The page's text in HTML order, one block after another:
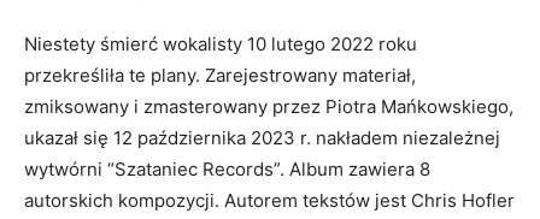
Niestety śmierć wokalisty 10 lutego 2022 roku
przekreśliła te plany. Zarejestrowany materiał,
zmiksowany i zmasterowany przez Piotra Mańkowskiego,
ukazał się 12 października 2023 r. nakładem niezależnej
wytwórni “Szataniec Records”. Album zawiera 8
autorskich kompozycji. Autorem tekstów jest Chris Hofler